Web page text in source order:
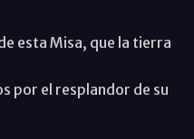
esta Misa, que la tierra
por el resplandor de su